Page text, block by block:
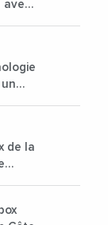
avec
à
de la